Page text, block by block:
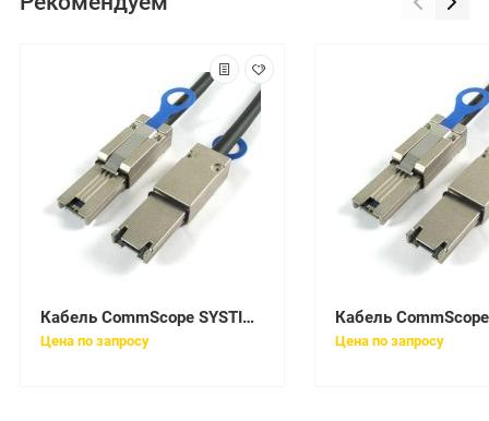
Кабель CommScope SYSTIMAX FJWMPMPAD-JBF080
Цена по запросу Цена по запросу